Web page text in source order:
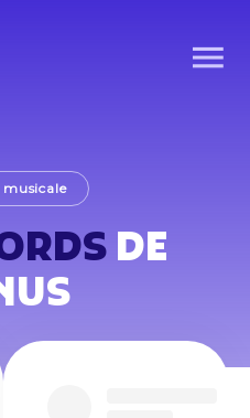
musicale
DE